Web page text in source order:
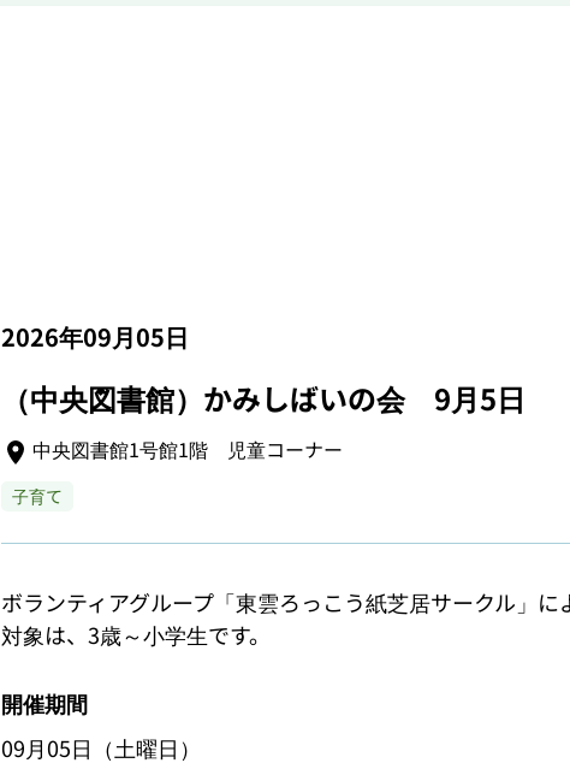
2026年09月05日
（中央図書館）かみしばいの会 9月5日
中央図書館1号館1階 児童コーナー
子育て
ボランティアグループ「東雲ろっこう紙芝居サークル」に
開催期間
09月05日（土曜日）